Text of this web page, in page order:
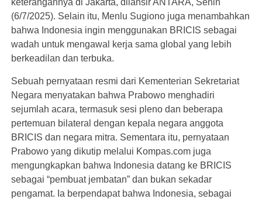
keterangannya di Jakarta, dilansir ANTARA, Senin
(6/7/2025). Selain itu, Menlu Sugiono juga menambahkan
bahwa Indonesia ingin menggunakan BRICIS sebagai
wadah untuk mengawal kerja sama global yang lebih
berkeadilan dan terbuka.
Sebuah pernyataan resmi dari Kementerian Sekretariat
Negara menyatakan bahwa Prabowo menghadiri
sejumlah acara, termasuk sesi pleno dan beberapa
pertemuan bilateral dengan kepala negara anggota
BRICIS dan negara mitra. Sementara itu, pernyataan
Prabowo yang dikutip melalui Kompas.com juga
mengungkapkan bahwa Indonesia datang ke BRICIS
sebagai “pembuat jembatan” dan bukan sekadar
pengamat. Ia berpendapat bahwa Indonesia, sebagai